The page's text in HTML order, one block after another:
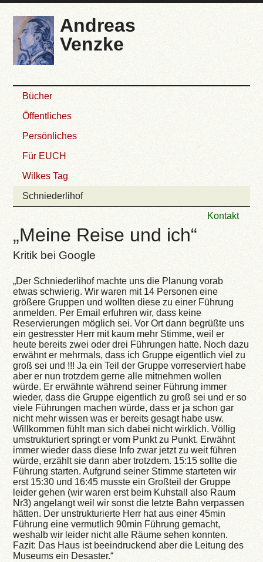
Andreas
Venzke
Bücher
Öffentliches
Persönliches
Für EUCH
Wilkes Tag
Schniederlihof
Kontakt
„Meine Reise und ich“
Kritik bei Google
„Der Schniederlihof machte uns die Planung vorab
etwas schwierig. Wir waren mit 14 Personen eine
größere Gruppen und wollten diese zu einer Führung
anmelden. Per Email erfuhren wir, dass keine
Reservierungen möglich sei. Vor Ort dann begrüßte uns
ein gestresster Herr mit kaum mehr Stimme, weil er
heute bereits zwei oder drei Führungen hatte. Noch dazu
erwähnt er mehrmals, dass ich Gruppe eigentlich viel zu
groß sei und !!! Ja ein Teil der Gruppe vorreserviert habe
aber er nun trotzdem gerne alle mitnehmen wollen
würde. Er erwähnte während seiner Führung immer
wieder, dass die Gruppe eigentlich zu groß sei und er so
viele Führungen machen würde, dass er ja schon gar
nicht mehr wissen was er bereits gesagt habe usw.
Willkommen fühlt man sich dabei nicht wirklich. Völlig
umstrukturiert springt er vom Punkt zu Punkt. Erwähnt
immer wieder dass diese Info zwar jetzt zu weit führen
würde, erzählt sie dann aber trotzdem. 15:15 sollte die
Führung starten. Aufgrund seiner Stimme starteten wir
erst 15:30 und 16:45 musste ein Großteil der Gruppe
leider gehen (wir waren erst beim Kuhstall also Raum
Nr3) angelangt weil wir sonst die letzte Bahn verpassen
hätten. Der unstrukturierte Herr hat aus einer 45min
Führung eine vermutlich 90min Führung gemacht,
weshalb wir leider nicht alle Räume sehen konnten.
Fazit: Das Haus ist beeindruckend aber die Leitung des
Museums ein Desaster.“